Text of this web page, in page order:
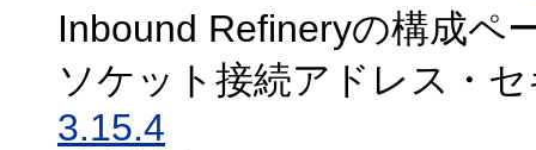
Inbound Refineryの構成ペ
ソケット接続アドレス・
3.15.4